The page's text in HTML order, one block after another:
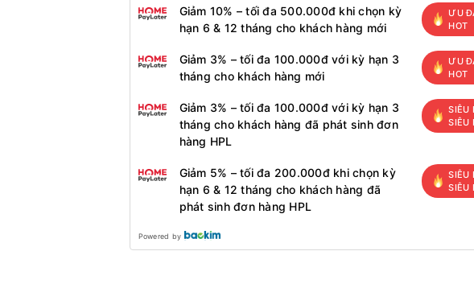
Giảm 10% – tối đa 500.000đ khi chọn kỳ
hạn 6 & 12 tháng cho khách hàng mới
ƯU
HOT
Giảm 3% – tối đa 100.000đ với kỳ hạn 3
tháng cho khách hàng mới
ƯU
HOT
Giảm 3% – tối đa 100.000đ với kỳ hạn 3
tháng cho khách hàng đã phát sinh đơn
hàng HPL
SIÊU
SIÊU
Giảm 5% – tối đa 200.000đ khi chọn kỳ
hạn 6 & 12 tháng cho khách hàng đã
phát sinh đơn hàng HPL
SIÊU
SIÊU
Powered by